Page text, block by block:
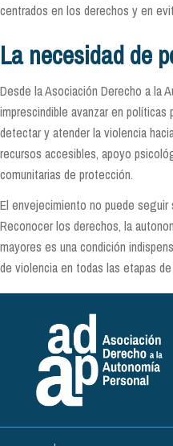
centrados en los derechos y en
La necesidad de
Desde la Asociación Derecho a la
imprescindible avanzar en políticas
detectar y atender la violencia
recursos accesibles, apoyo
comunitarias de protección.
El envejecimiento no puede seguir
Reconocer los derechos, la
mayores es una condición
de violencia en todas las etapas de